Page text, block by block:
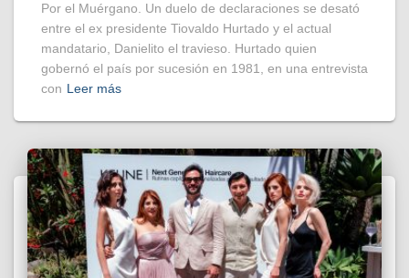
Por el Muérgano. Un duelo de declaraciones se desató
entre el ex presidente Tiovaldo Hurtado y el actual
mandatario, Danielito el travieso. Hurtado quien
gobernó el país por sucesión en 1981, en una entrevista
con Leer más